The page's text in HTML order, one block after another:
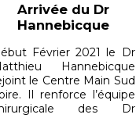
Arrivée du Dr
Hannebicque
Février 2021 le Dr
Hannebicque
le Centre Main Sud
Il renforce l’équipe
des Dr